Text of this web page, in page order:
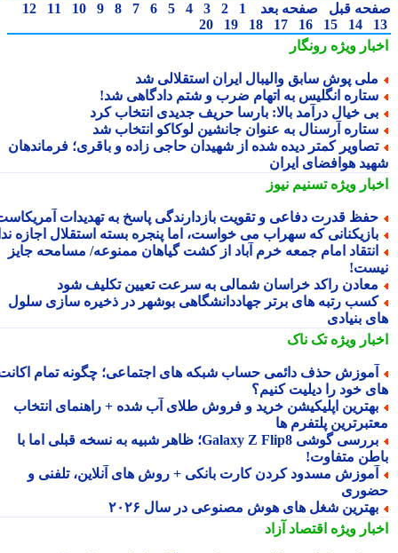
قبل صفحه بعد 1
2
3
4
5
6
7
8
9
10
11
12
14
15
16
17
18
19
20
ویژهرونگار
پوش سابق والیبال ایران استقلالی شد
انگلیس به اتهام ضرب و شتم دادگاهی شد!
خیال درآمد بالا: بارسا حریف جدیدی انتخاب کرد
آرسنال به عنوان جانشین لوکاکو انتخاب شد
کمتر دیده شده از شهیدان حاجی زاده و باقری؛ فرماندهان
هوافضای ایران
ویژهتسنیم نیوز
قدرت دفاعی و تقویت بازدارندگی پاسخ به تهدیدات آمریکاست
که سهراب می خواست، اما پنجره بسته استقلال اجازه نداد
امام جمعه خرم آباد از کشت گیاهان ممنوعه/ مسامحه جایز
راکد خراسان شمالی به سرعت تعیین تکلیف شود
رتبه های برتر جهاددانشگاهی بوشهر در ذخیره سازی سلول
بنیادی
ویژهتک ناک
حذف دائمی حساب شبکه های اجتماعی؛ چگونه تمام اکانت
خود را دیلیت کنیم؟
اپلیکیشن خرید و فروش طلای آب شده + راهنمای انتخاب
پلتفرم ها
بررسی گوشی Galaxy Z Flip8؛ ظاهر شبیه به نسخه قبلی اما با
متفاوت!
مسدود کردن کارت بانکی + روش های آنلاین، تلفنی و
شغل های هوش مصنوعی در سال ۲۰۲۶
ویژهاقتصاد آزاد